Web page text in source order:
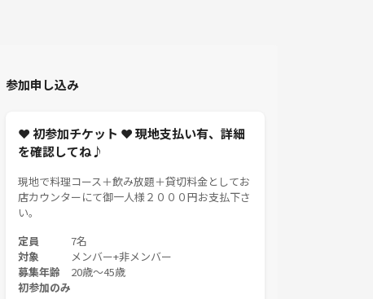
参加申し込み
❤ 初参加チケット ❤ 現地支払い有、詳細
を確認してね♪
現地で料理コース＋飲み放題＋貸切料金としてお
店カウンターにて御一人様２０００円お支払下さ
い。
定員 7名
対象 メンバー+非メンバー
募集年齢 20歳〜45歳
初参加のみ